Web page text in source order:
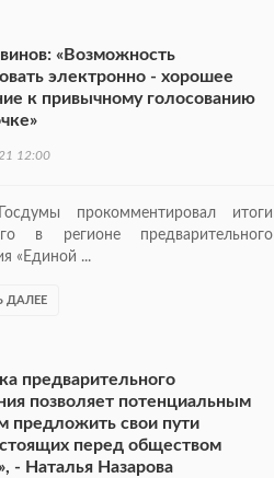
«Возможность
электронно - хорошее
к привычному голосованию
12:00
прокомментировал итоги
в регионе предварительного
«Единой ...
ДАЛЕЕ
предварительного
позволяет потенциальным
предложить свои пути
перед обществом
- Наталья Назарова